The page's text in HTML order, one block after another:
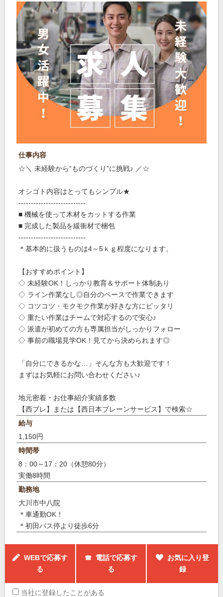
仕事内容
☆＼ 未経験から“ものづくり”に挑戦♪ ／☆
オシゴト内容はとってもシンプル★
---------------------------
■ 機械を使って木材をカットする作業
■ 完成した製品を緩衝材で梱包
---------------------------
＊基本的に扱うものは4～5ｋｇ程度になります。
【おすすめポイント】
◇ 未経験OK！しっかり教育＆サポート体制あり
◇ ライン作業なし◎自分のペースで作業できます
◇ コツコツ・モクモク作業が好きな方にピッタリ
◇ 重たい作業はチームで対応するので安心♪
◇ 派遣が初めての方も専属担当がしっかりフォロー
◇ 事前の職場見学OK！見てから決められます◎
「自分にできるかな…」そんな方も大歓迎です！
まずはお気軽にお問い合わせください♪
地元密着・お仕事紹介実績多数
【西ブレ】または【西日本ブレーンサービス】で検索☆
給与
1,150円
時間帯
8：00～17：20（休憩80分）
実働8時間
勤務地
大川市中八院
＊車通勤OK！
＊初田バス停より徒歩6分
WEBで応募す
る
☎ 電話で応募す
る
お気に入り登
録
当社に登録したことがある